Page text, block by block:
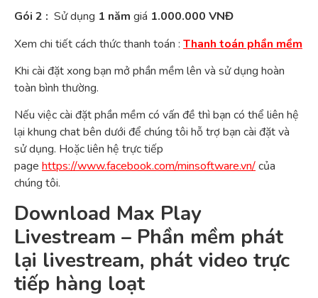
Gói 2 : Sử dụng 1 năm giá 1.000.000 VNĐ
Xem chi tiết cách thức thanh toán : Thanh toán phần mềm
Khi cài đặt xong bạn mở phần mềm lên và sử dụng hoàn
toàn bình thường.
Nếu việc cài đặt phần mềm có vấn đề thì bạn có thể liên hệ
lại khung chat bên dưới để chúng tôi hỗ trợ bạn cài đặt và
sử dụng. Hoặc liên hệ trực tiếp
page https://www.facebook.com/minsoftware.vn/của
chúng tôi.
Download Max Play
Livestream – Phần mềm phát
lại livestream, phát video trực
tiếp hàng loạt